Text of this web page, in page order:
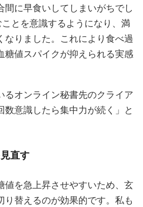
間に早食いしてしまいがちでし
とを意識するようになり、満
なりました。これにより食べ過
糖値スパイクが抑えられる実感
るオンライン秘書先のクライア
数意識したら集中力が続く」と
直す
値を急上昇させやすいため、玄
り替えるのが効果的です。私も